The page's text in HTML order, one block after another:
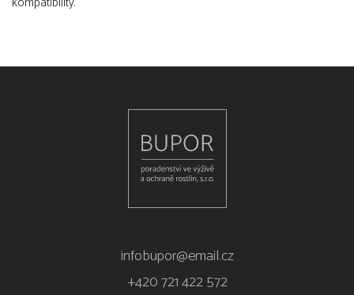
infobupor@email.cz
+420 721 422 572